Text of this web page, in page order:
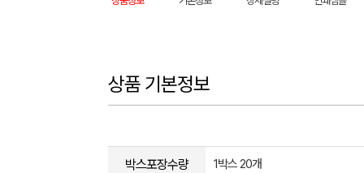
상품 기본정보
박스포장수량 1박스 20개